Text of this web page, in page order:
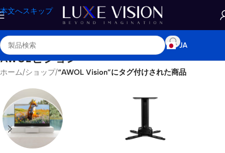
本文へスキップ
JA
AWOLビジョン
ホーム/ショップ/“AWOL Vision”にタグ付けされた商品